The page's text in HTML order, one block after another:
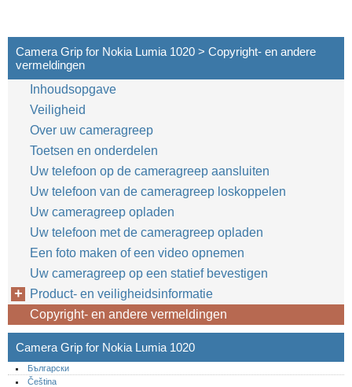
Camera Grip for Nokia Lumia 1020 > Copyright- en andere
vermeldingen
Inhoudsopgave
Veiligheid
Over uw cameragreep
Toetsen en onderdelen
Uw telefoon op de cameragreep aansluiten
Uw telefoon van de cameragreep loskoppelen
Uw cameragreep opladen
Uw telefoon met de cameragreep opladen
Een foto maken of een video opnemen
Uw cameragreep op een statief bevestigen
Product- en veiligheidsinformatie
Copyright- en andere vermeldingen
Camera Grip for Nokia Lumia 1020
Български
Čeština